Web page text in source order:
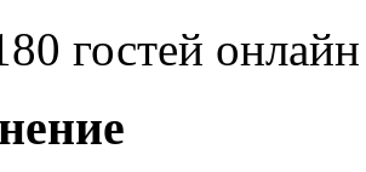
гостей онлайн